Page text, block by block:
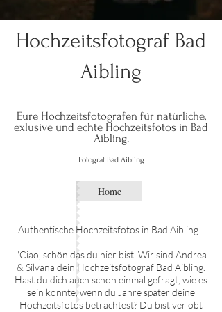
Hochzeitsfotograf Bad
Aibling
Eure Hochzeitsfotografen für natürliche,
exlusive und echte Hochzeitsfotos in Bad
Aibling.
Fotograf Bad Aibling
Home
Authentische Hochzeitsfotos in Bad Aibling...
"Ciao, schön das du hier bist. Wir sind Andrea
& Silvana dein Hochzeitsfotograf Bad Aibling
Hast du dich auch schon einmal gefragt, wie es
sein könnte, wenn du Jahre später deine
Hochzeitsfotos betrachtest? Du bist verlobt